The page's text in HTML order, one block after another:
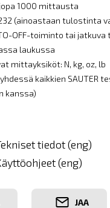
1000 mittausta
(ainoastaan tulostinta
OFF-toiminto tai jatkuva
laukussa
mittayksiköt: N, kg, oz, lb
kaikkien SAUTER
kanssa)
tiedot (eng)
(eng)
JAA